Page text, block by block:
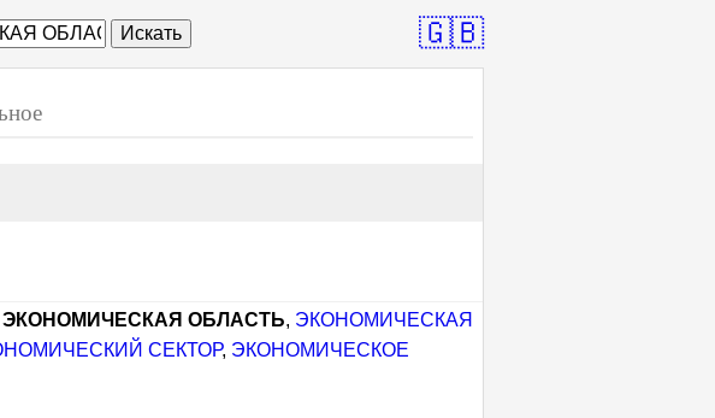
Искать 🇬🇧
ЭКОНОМИЧЕСКАЯ ОБЛАСТЬ, ЭКОНОМИЧЕСКАЯ
СЕКТОР, ЭКОНОМИЧЕСКОЕ